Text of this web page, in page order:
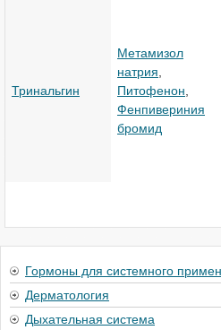
Тринальгин
Метамизол
натрия
Питофенон
Фенпивериния
бромид
Гормоны для системного
Дерматология
Дыхательная система